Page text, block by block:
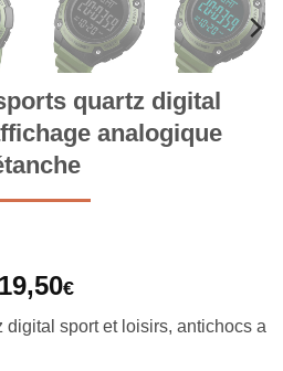
quartz digital
analogique
19,50€
digital sport et loisirs, antichocs a